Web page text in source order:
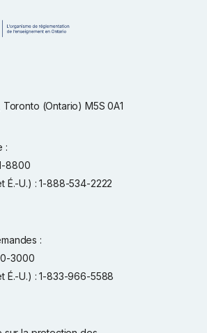
Toronto (Ontario) M5S 0A1
:
8800
É.-U.) : 1-888-534-2222
:
3000
É.-U.) : 1-833-966-5588